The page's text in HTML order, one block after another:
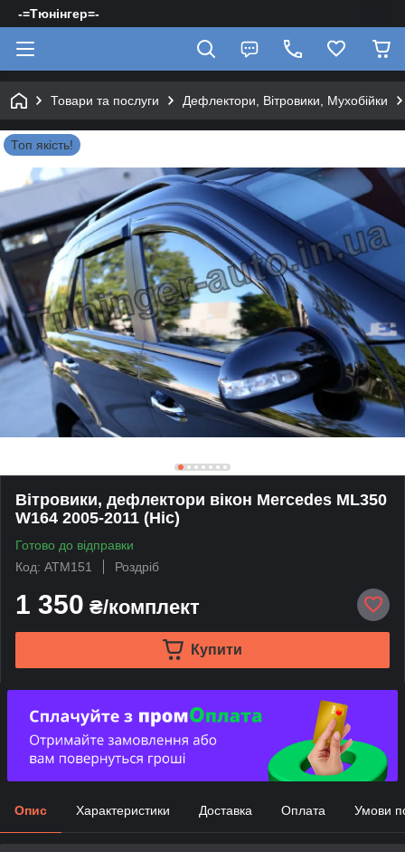
-=Тюнінгер=-
Товари та послуги Дефлектори, Вітровики, Мухобійки
Топ якість!
Вітровики, дефлектори вікон Mercedes ML350
W164 2005-2011 (Hic)
Готово до відправки
Код: ATM151
Роздріб
1 350 ₴/комплект
Купити
Опис Характеристики Доставка Оплата Умови